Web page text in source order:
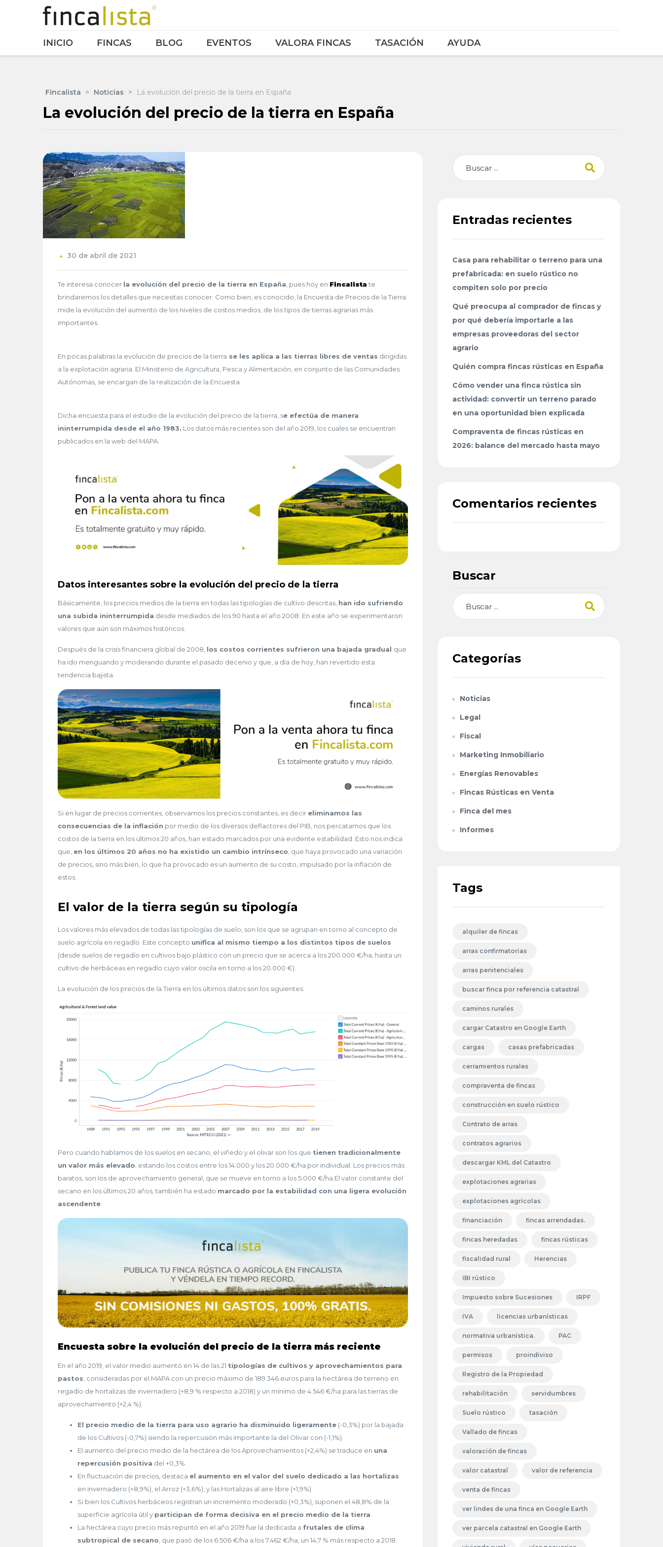
INICIO FINCAS BLOG EVENTOS VALORA FINCAS TASACIÓN AYUDA
Fincalista > Noticias > La evolución del precio de la tierra en España
La evolución del precio de la tierra en España
30 de abril de 2021
Te interesa conocer la evolución del precio de la tierra en España, pues hoy en Fincalista te
brindaremos los detalles que necesitas conocer. Como bien, es conocido, la Encuesta de Precios de la Tierra
mide la evolución del aumento de los niveles de costos medios, de los tipos de tierras agrarias más
importantes.
En pocas palabras la evolución de precios de la tierra se les aplica a las tierras libres de ventas dirigidas
a la explotación agraria. El Ministerio de Agricultura, Pesca y Alimentación, en conjunto de las Comunidades
Autónomas, se encargan de la realización de la Encuesta.
Dicha encuesta para el estudio de la evolución del precio de la tierra, se efectúa de manera
ininterrumpida desde el año 1983. Los datos más recientes son del año 2019, los cuales se encuentran
publicados en la web del MAPA.
Datos interesantes sobre la evolución del precio de la tierra
Básicamente, los precios medios de la tierra en todas las tipologías de cultivo descritas, han ido sufriendo
una subida ininterrumpida desde mediados de los 90 hasta el año 2008. En este año se experimentaron
valores que aún son máximos históricos.
Después de la crisis financiera global de 2008, los costos corrientes sufrieron una bajada gradual que
ha ido menguando y moderando durante el pasado decenio y que, a día de hoy, han revertido esta
tendencia bajista.
Si en lugar de precios corrientes, observamos los precios constantes, es decir eliminamos las
consecuencias de la inflación por medio de los diversos deflactores del PIB, nos percatamos que los
costos de la tierra en los últimos 20 años, han estado marcados por una evidente estabilidad. Esto nos indica
que, en los últimos 20 años no ha existido un cambio intrínseco, que haya provocado una variación
de precios, sino más bien, lo que ha provocado es un aumento de su costo, impulsado por la inflación de
estos.
El valor de la tierra según su tipología
Los valores más elevados de todas las tipologías de suelo, son los que se agrupan en torno al concepto de
suelo agrícola en regadío. Este concepto unifica al mismo tiempo a los distintos tipos de suelos
(desde suelos de regadío en cultivos bajo plástico con un precio que se acerca a los 200.000 €/ha, hasta un
cultivo de herbáceas en regadío cuyo valor oscila en torno a los 20.000 €).
La evolución de los precios de la Tierra en los últimos datos son los siguientes:
Pero cuando hablamos de los suelos en secano, el viñedo y el olivar son los que tienen tradicionalmente
un valor más elevado , estando los costos entre los 14.000 y los 20.000 €/ha por individual. Los precios más
baratos, son los de aprovechamiento general, que se mueve en torno a los 5.000 €/ha.El valor constante del
secano en los últimos 20 años, también ha estado marcado por la estabilidad con una ligera evolución
ascendente
Encuesta sobre la evolución del precio de la tierra más reciente
En el año 2019, el valor medio aumentó en 14 de las 21 tipologías de cultivos y aprovechamientos para
pastos , consideradas por el MAPA con un precio máximo de 189.346 euros para la hectárea de terreno en
regadío de hortalizas de invernadero (+8,9 % respecto a 2018) y un mínimo de 4.546 €/ha para las tierras de
aprovechamiento (+2,4 %).
El precio medio de la tierra para uso agrario ha disminuido ligeramente (-0,3%) por la bajada
de los Cultivos (-0,7%) siendo la repercusión más importante la del Olivar con (-1,1%).
El aumento del precio medio de la hectárea de los Aprovechamientos (+2,4%) se traduce en una
repercusión positiva del +0,3%.
En fluctuación de precios, destaca el aumento en el valor del suelo dedicado a las hortalizas
en invernadero (+8,9%), el Arroz (+3,6%), y las Hortalizas al aire libre (+1,9%).
Si bien los Cultivos herbáceos registran un incremento moderado (+0,3%), suponen el 48,8% de la
superficie agrícola útil y participan de forma decisiva en el precio medio de la tierra
La hectárea cuyo precio más repuntó en el año 2019 fue la dedicada a frutales de clima
subtropical de secano , que pasó de los 6.506 €/ha a los 7.462 €/ha, un 14,7 % más respecto a 2018.
Buscar
Entradas recientes
Casa para rehabilitar o terreno para una
prefabricada: en suelo rústico no
compiten solo por precio
Qué preocupa al comprador de fincas y
por qué debería importarle a las
empresas proveedoras del sector
agrario
Quién compra fincas rústicas en España
Cómo vender una finca rústica sin
actividad: convertir un terreno parado
en una oportunidad bien explicada
Compraventa de fincas rústicas en
2026: balance del mercado hasta mayo
Comentarios recientes
Buscar
Buscar
Categorías
Noticias
Legal
Fiscal
Marketing Inmobiliario
Energías Renovables
Fincas Rústicas en Venta
Finca del mes
Informes
Tags
alquiler de fincas
arras confirmatorias
arras penitenciales
buscar finca por referencia catastral
caminos rurales
cargar Catastro en Google Earth
cargas casas prefabricadas
cerramientos rurales
compraventa de fincas
construcción en suelo rústico
Contrato de arras
contratos agrarios
descargar KML del Catastro
explotaciones agrarias
explotaciones agrícolas
financiación fincas arrendadas.
fincas heredadas fincas rústicas
fiscalidad rural Herencias
IBI rústico
Impuesto sobre Sucesiones IRPF
IVA licencias urbanísticas
normativa urbanística. PAC
permisos proindiviso
Registro de la Propiedad
rehabilitación servidumbres
Suelo rústico tasación
Vallado de fincas
valoración de fincas
valor catastral valor de referencia
venta de fincas
ver lindes de una finca en Google Earth
ver parcela catastral en Google Earth